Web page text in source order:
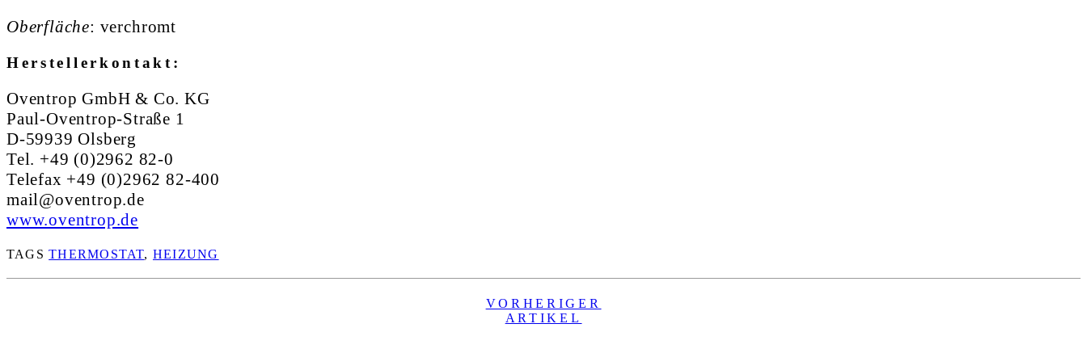
Oberfläche: verchromt
Herstellerkontakt:
Oventrop GmbH & Co. KG
Paul-Oventrop-Straße 1
D-59939 Olsberg
Tel. +49 (0)2962 82-0
Telefax +49 (0)2962 82-400
mail@oventrop.de
www.oventrop.de
TAGSTHERMOSTAT, HEIZUNG
VORHERIGER
ARTIKEL